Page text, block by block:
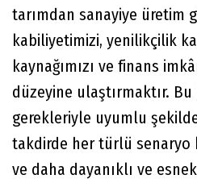
tarımdan sanayiye üretim
kabiliyetimizi, yenilikçilik
kaynağımızı ve finans
düzeyine ulaştırmaktır. Bu
gerekleriyle uyumlu
takdirde her türlü senaryo
ve daha dayanıklı ve